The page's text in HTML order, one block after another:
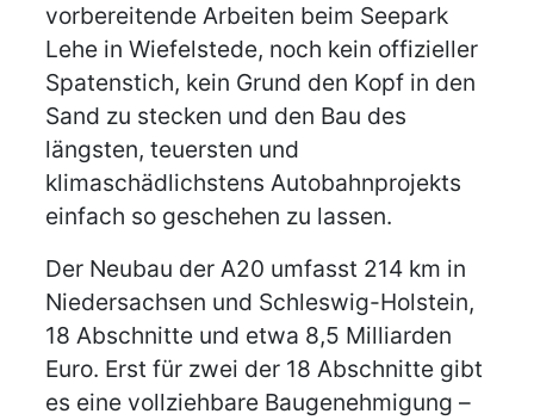
vorbereitende Arbeiten beim Seepark
Lehe in Wiefelstede, noch kein offizieller
Spatenstich, kein Grund den Kopf in den
Sand zu stecken und den Bau des
längsten, teuersten und
klimaschädlichstens Autobahnprojekts
einfach so geschehen zu lassen.
Der Neubau der A20 umfasst 214 km in
Niedersachsen und Schleswig-Holstein,
18 Abschnitte und etwa 8,5 Milliarden
Euro. Erst für zwei der 18 Abschnitte gibt
es eine vollziehbare Baugenehmigung –